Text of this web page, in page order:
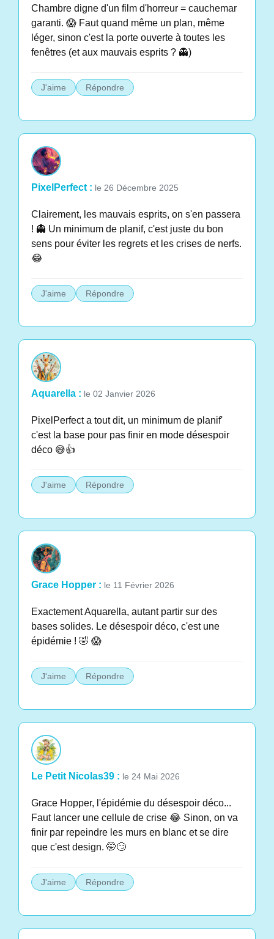
Chambre digne d'un film d'horreur = cauchemar
garanti. 😱 Faut quand même un plan, même
léger, sinon c'est la porte ouverte à toutes les
fenêtres (et aux mauvais esprits ? 👻)
J'aime Répondre
PixelPerfect : le 26 Décembre 2025
Clairement, les mauvais esprits, on s'en passera
! 👻 Un minimum de planif, c'est juste du bon
sens pour éviter les regrets et les crises de nerfs.
😂
J'aime Répondre
Aquarella : le 02 Janvier 2026
PixelPerfect a tout dit, un minimum de planif'
c'est la base pour pas finir en mode désespoir
déco 😅👍
J'aime Répondre
Grace Hopper : le 11 Février 2026
Exactement Aquarella, autant partir sur des
bases solides. Le désespoir déco, c'est une
épidémie ! 🤣 😱
J'aime Répondre
Le Petit Nicolas39 : le 24 Mai 2026
Grace Hopper, l'épidémie du désespoir déco...
Faut lancer une cellule de crise 😂 Sinon, on va
finir par repeindre les murs en blanc et se dire
que c'est design. 🤭🙄
J'aime Répondre